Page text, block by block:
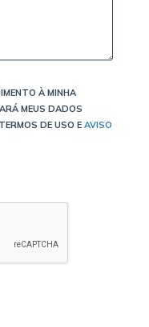
À MINHA
MEUS DADOS
DE USO E AVISO